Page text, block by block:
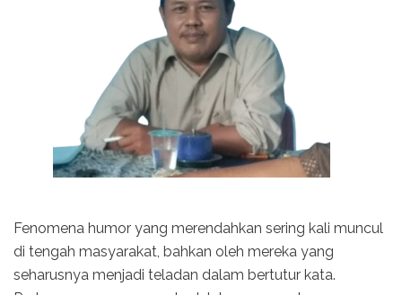
Fenomena humor yang merendahkan sering kali muncul
di tengah masyarakat, bahkan oleh mereka yang
seharusnya menjadi teladan dalam bertutur kata.